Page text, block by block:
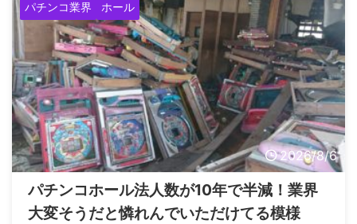
パチンコ業界 ホール
2026/8/6
パチンコホール法人数が10年で半減！業界
大変そうだと憐れんでいただけてる模様